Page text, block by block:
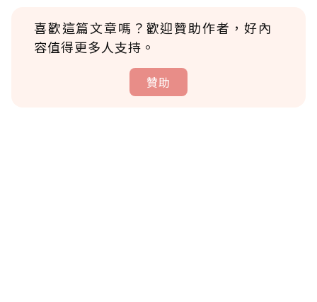
喜歡這篇文章嗎？歡迎贊助作者，好內
容值得更多人支持。
贊助